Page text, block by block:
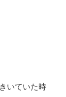
いていた時